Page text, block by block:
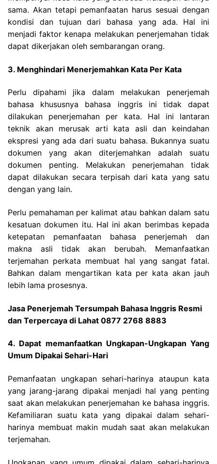
sama. Akan tetapi pemanfaatan harus sesuai dengan
kondisi dan tujuan dari bahasa yang ada. Hal ini
menjadi faktor kenapa melakukan penerjemahan tidak
dapat dikerjakan oleh sembarangan orang.
3. Menghindari Menerjemahkan Kata Per Kata
Perlu dipahami jika dalam melakukan penerjemah
bahasa khususnya bahasa inggris ini tidak dapat
dilakukan penerjemahan per kata. Hal ini lantaran
teknik akan merusak arti kata asli dan keindahan
ekspresi yang ada dari suatu bahasa. Bukannya suatu
dokumen yang akan diterjemahkan adalah suatu
dokumen penting. Melakukan penerjemahan tidak
dapat dilakukan secara terpisah dari kata yang satu
dengan yang lain.
Perlu pemahaman per kalimat atau bahkan dalam satu
kesatuan dokumen itu. Hal ini akan berimbas kepada
ketepatan pemanfaatan bahasa penerjemah dan
makna asli tidak akan berubah. Memanfaatkan
terjemahan perkata membuat hal yang sangat fatal.
Bahkan dalam mengartikan kata per kata akan jauh
lebih lama prosesnya.
Jasa Penerjemah Tersumpah Bahasa Inggris Resmi
dan Terpercaya di Lahat 0877 2768 8883
4. Dapat memanfaatkan Ungkapan-Ungkapan Yang
Umum Dipakai Sehari-Hari
Pemanfaatan ungkapan sehari-harinya ataupun kata
yang jarang-jarang dipakai menjadi hal yang penting
saat akan melakukan penerjemahan ke bahasa inggris.
Kefamiliaran suatu kata yang dipakai dalam sehari-
harinya membuat makin mudah saat akan melakukan
terjemahan.